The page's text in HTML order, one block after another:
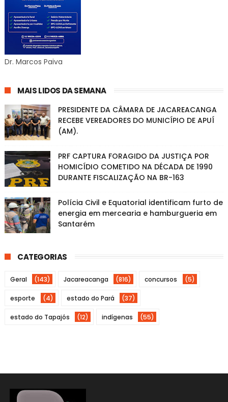
Dr. Marcos Paiva
MAIS LIDOS DA SEMANA
PRESIDENTE DA CÂMARA DE JACAREACANGA
RECEBE VEREADORES DO MUNICÍPIO DE APUÍ
(AM).
PRF CAPTURA FORAGIDO DA JUSTIÇA POR
HOMICÍDIO COMETIDO NA DÉCADA DE 1990
DURANTE FISCALIZAÇÃO NA BR-163
Polícia Civil e Equatorial identificam furto de
energia em mercearia e hamburgueria em
Santarém
CATEGORIAS
Geral (143) Jacareacanga (816) concursos (5)
esporte (4) estado do Pará (37)
estado do Tapajós (12) indígenas (55)